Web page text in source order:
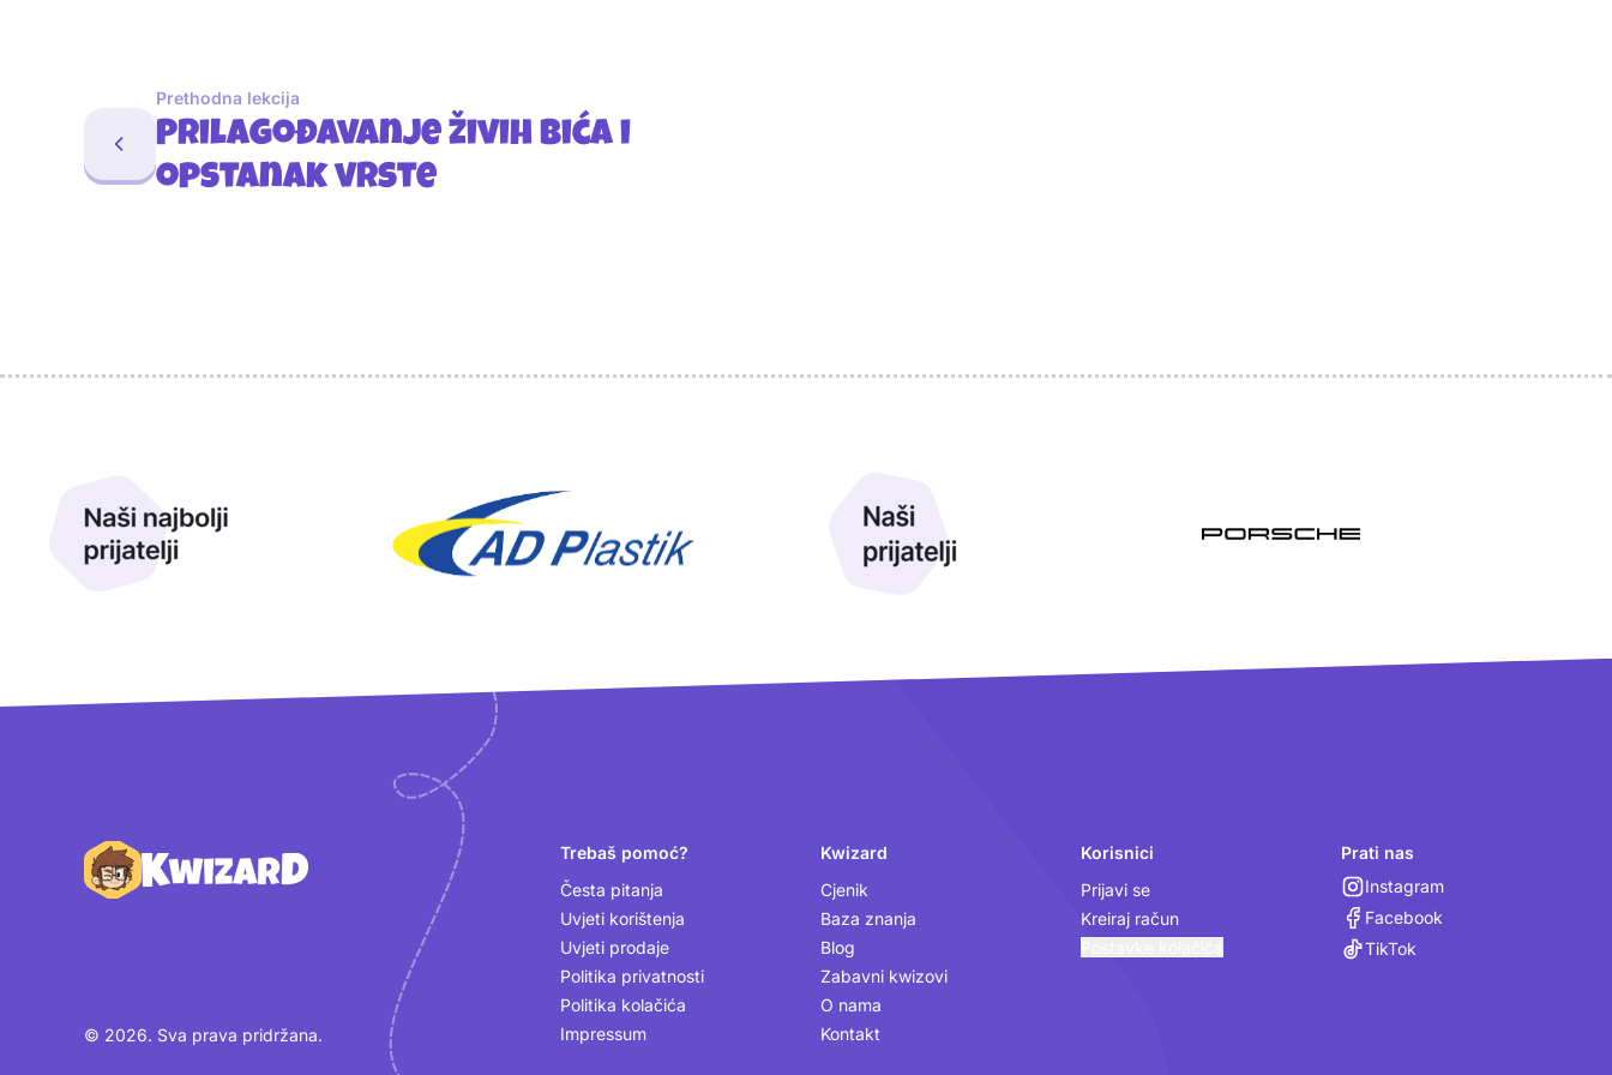
Prethodna lekcija
Prilagođavanje živih bića i
opstanak vrste
Podnožje
© 2026. Sva prava pridržana.
Trebaš pomoć?
Česta pitanja
Uvjeti korištenja
Uvjeti prodaje
Politika privatnosti
Politika kolačića
Impressum
Kwizard
Cjenik
Baza znanja
Blog
Zabavni kwizovi
O nama
Kontakt
Korisnici
Prijavi se
Kreiraj račun
Prati nas
Instagram
Facebook
TikTok